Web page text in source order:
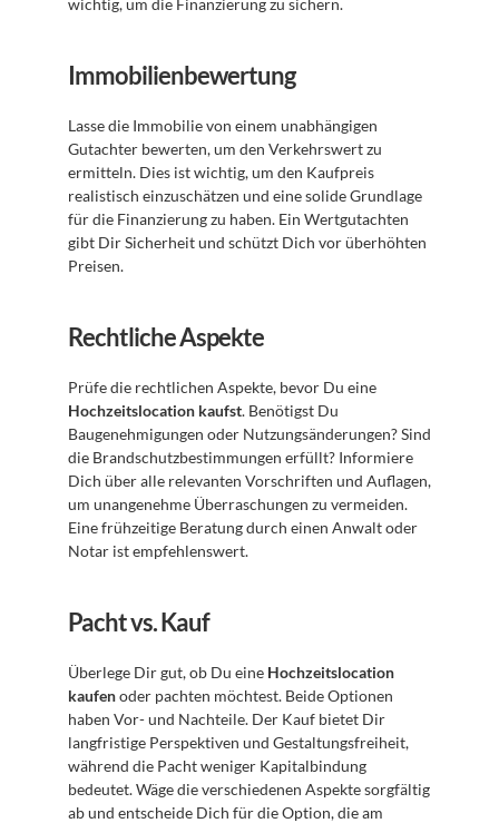
wichtig, um die Finanzierung zu sichern.
Immobilienbewertung
Lasse die Immobilie von einem unabhängigen
Gutachter bewerten, um den Verkehrswert zu
ermitteln. Dies ist wichtig, um den Kaufpreis
realistisch einzuschätzen und eine solide Grundlage
für die Finanzierung zu haben. Ein Wertgutachten
gibt Dir Sicherheit und schützt Dich vor überhöhten
Preisen.
Rechtliche Aspekte
Hochzeitslocation kaufst. Benötigst Du
Baugenehmigungen oder Nutzungsänderungen? Sind
die Brandschutzbestimmungen erfüllt? Informiere
Dich über alle relevanten Vorschriften und Auflagen,
um unangenehme Überraschungen zu vermeiden.
Eine frühzeitige Beratung durch einen Anwalt oder
Notar ist empfehlenswert.
Pacht vs. Kauf
Überlege Dir gut, ob Du eine Hochzeitslocation
kaufen oder pachten möchtest. Beide Optionen
haben Vor- und Nachteile. Der Kauf bietet Dir
langfristige Perspektiven und Gestaltungsfreiheit,
während die Pacht weniger Kapitalbindung
bedeutet. Wäge die verschiedenen Aspekte sorgfältig
ab und entscheide Dich für die Option, die am